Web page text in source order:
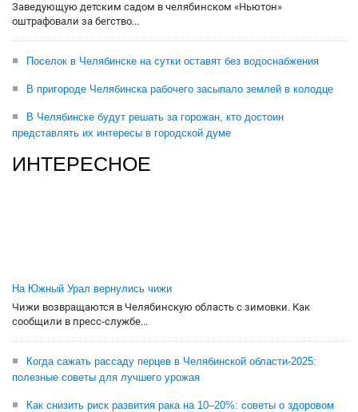
Заведующую детским садом в челябинском «Ньютон»
оштрафовали за бегство...
Поселок в Челябинске на сутки оставят без водоснабжения
В пригороде Челябинска рабочего засыпало землей в колодце
В Челябинске будут решать за горожан, кто достоин
представлять их интересы в городской думе
ИНТЕРЕСНОЕ
На Южный Урал вернулись чижи
Чижи возвращаются в Челябинскую область с зимовки. Как
сообщили в пресс-службе...
Когда сажать рассаду перцев в Челябинской области-2025:
полезные советы для лучшего урожая
Как снизить риск развития рака на 10–20%: советы о здоровом